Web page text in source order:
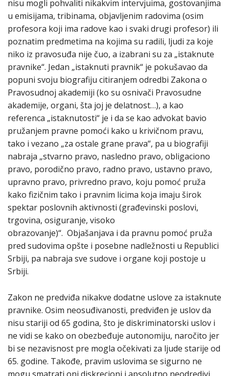
nisu mogli pohvaliti nikakvim intervjuima, gostovanjima
u emisijama, tribinama, objavljenim radovima (osim
profesora koji ima radove kao i svaki drugi profesor) ili
poznatim predmetima na kojima su radili, ljudi za koje
niko iz pravosuđa nije čuo, a izabrani su za „istaknute
pravnike“. Jedan „istaknuti pravnik“ je pokušavao da
popuni svoju biografiju citiranjem odredbi Zakona o
Pravosudnoj akademiji (ko su osnivači Pravosudne
akademije, organi, šta joj je delatnost…), a kao
referenca „istaknutosti“ je i da se kao advokat bavio
pružanjem pravne pomoći kako u krivičnom pravu,
tako i vezano „za ostale grane prava“, pa u biografiji
nabraja „stvarno pravo, nasledno pravo, obligaciono
pravo, porodično pravo, radno pravo, ustavno pravo,
upravno pravo, privredno pravo, koju pomoć pruža
kako fizičnim tako i pravnim licima koja imaju širok
spektar poslovnih aktivnosti (građevinski poslovi,
trgovina, osiguranje, visoko
obrazovanje)“. Objašanjava i da pravnu pomoć pruža
pred sudovima opšte i posebne nadležnosti u Republici
Srbiji, pa nabraja sve sudove i organe koji postoje u
Srbiji.
Zakon ne predviđa nikakve dodatne uslove za istaknute
pravnike. Osim neosuđivanosti, predviđen je uslov da
nisu stariji od 65 godina, što je diskriminatorski uslov i
ne vidi se kako on obezbeđuje autonomiju, naročito jer
bi se nezavisnost pre mogla očekivati za ljude starije od
65. godine. Takođe, pravim uslovima se sigurno ne